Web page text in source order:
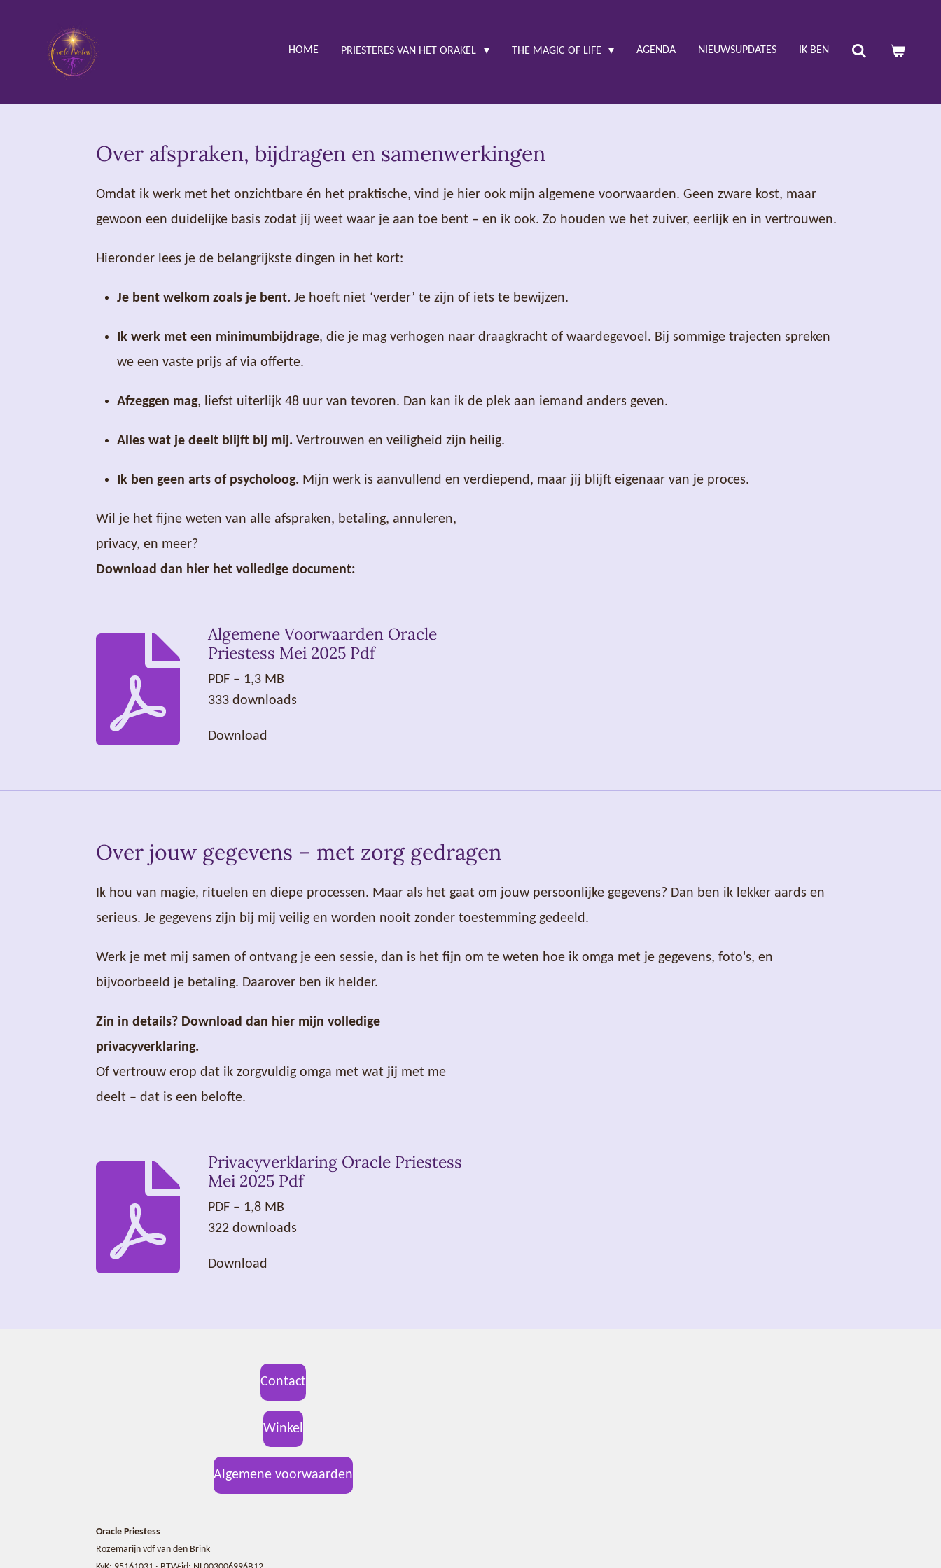
HOME PRIESTERES VAN HET ORAKEL THE MAGIC OF LIFE AGENDA NIEUWSUPDATES IK BEN
Over afspraken, bijdragen en samenwerkingen
Omdat ik werk met het onzichtbare én het praktische, vind je hier ook mijn algemene voorwaarden. Geen zware kost, maar
gewoon een duidelijke basis zodat jij weet waar je aan toe bent – en ik ook. Zo houden we het zuiver, eerlijk en in vertrouwen.
Hieronder lees je de belangrijkste dingen in het kort:
Je bent welkom zoals je bent. Je hoeft niet ‘verder’ te zijn of iets te bewijzen.
Ik werk met een minimumbijdrage, die je mag verhogen naar draagkracht of waardegevoel. Bij sommige trajecten spreken
we een vaste prijs af via offerte.
Afzeggen mag, liefst uiterlijk 48 uur van tevoren. Dan kan ik de plek aan iemand anders geven.
Alles wat je deelt blijft bij mij. Vertrouwen en veiligheid zijn heilig.
Ik ben geen arts of psycholoog. Mijn werk is aanvullend en verdiepend, maar jij blijft eigenaar van je proces.
Wil je het fijne weten van alle afspraken, betaling, annuleren,
privacy, en meer?
Download dan hier het volledige document:
Algemene Voorwaarden Oracle
Priestess Mei 2025 Pdf
PDF – 1,3 MB
333 downloads
Download
Over jouw gegevens – met zorg gedragen
Ik hou van magie, rituelen en diepe processen. Maar als het gaat om jouw persoonlijke gegevens? Dan ben ik lekker aards en
serieus. Je gegevens zijn bij mij veilig en worden nooit zonder toestemming gedeeld.
Werk je met mij samen of ontvang je een sessie, dan is het fijn om te weten hoe ik omga met je gegevens, foto's, en
bijvoorbeeld je betaling. Daarover ben ik helder.
Zin in details? Download dan hier mijn volledige
privacyverklaring.
Of vertrouw erop dat ik zorgvuldig omga met wat jij met me
deelt – dat is een belofte.
Privacyverklaring Oracle Priestess
Mei 2025 Pdf
PDF – 1,8 MB
322 downloads
Download
Contact
Winkel
Algemene voorwaarden
Oracle Priestess
Rozemarijn vdf van den Brink